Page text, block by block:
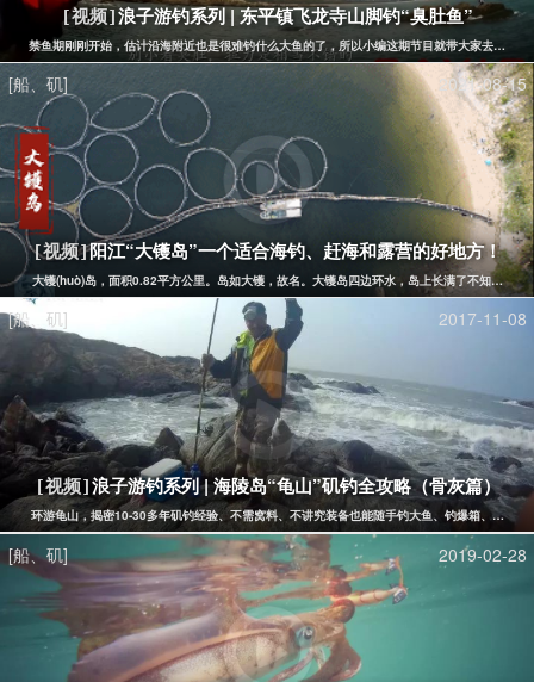
[视频]浪子游钓系列 | 东平镇飞龙寺山脚钓“臭肚鱼”
禁鱼期刚刚开始，估计沿海附近也是很难钓什么大鱼的了，所以小编这期节目就带大家去东平
[船、矶] 2021-08-15
[视频]阳江“大镬岛”一个适合海钓、赶海和露营的好地方！
大镬(huò)岛，面积0.82平方公里。岛如大镬，故名。大镬岛四边环水，岛上长满了不知名的
[船、矶] 2017-11-08
[视频] 浪子游钓系列 | 海陵岛“龟山”矶钓全攻略（骨灰篇）
环游龟山，揭密10-30多年矶钓经验、不需窝料、不讲究装备也能随手钓大鱼、钓爆箱、追求"
[船、矶] 2019-02-28